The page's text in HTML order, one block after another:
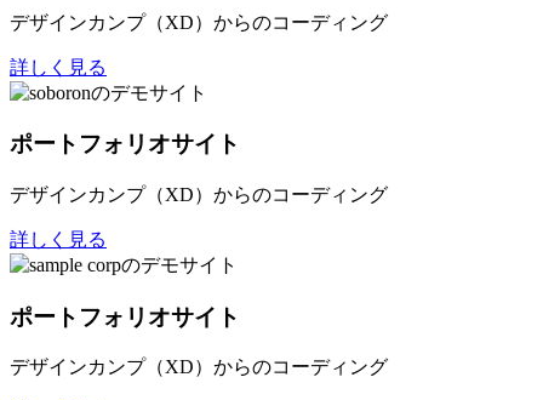
デザインカンプ（XD）からのコーディング
詳しく見る
ポートフォリオサイト
デザインカンプ（XD）からのコーディング
詳しく見る
ポートフォリオサイト
デザインカンプ（XD）からのコーディング